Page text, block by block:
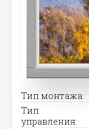
Тип монтажа:
Тип
управления: